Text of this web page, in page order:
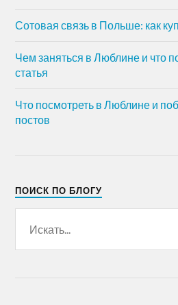
Сотовая связь в Польше: как
Чем заняться в Люблине и что
статья
Что посмотреть в Люблине и
постов
ПОИСК ПО БЛОГУ